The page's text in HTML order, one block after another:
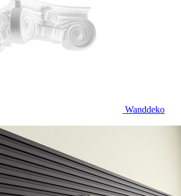
Wanddeko